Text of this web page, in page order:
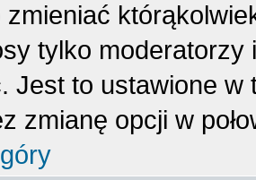
zmieniać
tylko
Jest to ustawione w
zmianę opcji w